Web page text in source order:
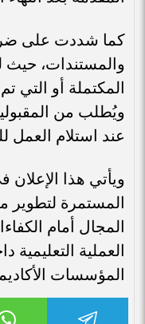
كما شددت على
والمستندات، حيث
المكتملة أو التي
ويُطلب من
عند استلام العمل
ويأتي هذا الإعلان
المستمرة لتطوير
المجال أمام
العملية
المؤسسات